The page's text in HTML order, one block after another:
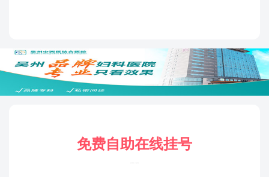
免费自助在线挂号